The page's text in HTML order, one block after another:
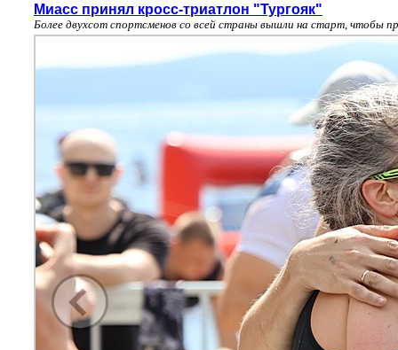
Миасс принял кросс-триатлон "Тургояк"
Более двухсот спортсменов со всей страны вышли на старт, чтобы